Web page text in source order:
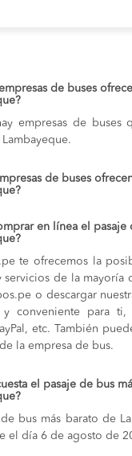
de buses
empresas de buses
Lambayeque.
de buses
en línea el pasaje
te ofrecemos la
servicios de la mayoría
o descargar
y conveniente para
etc. También
la empresa de bus.
el pasaje de bus
bus más barato de
el día 6 de agosto de